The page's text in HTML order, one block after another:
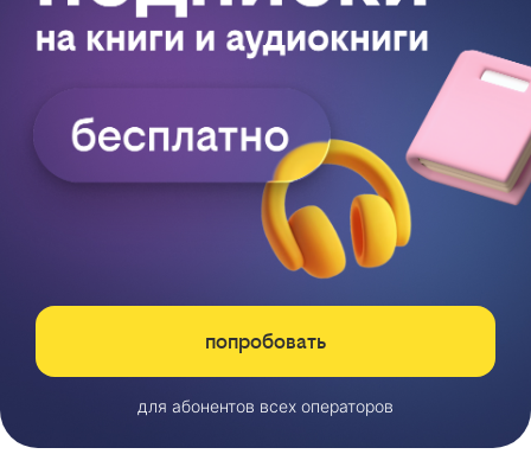
попробовать
для абонентов всех операторов